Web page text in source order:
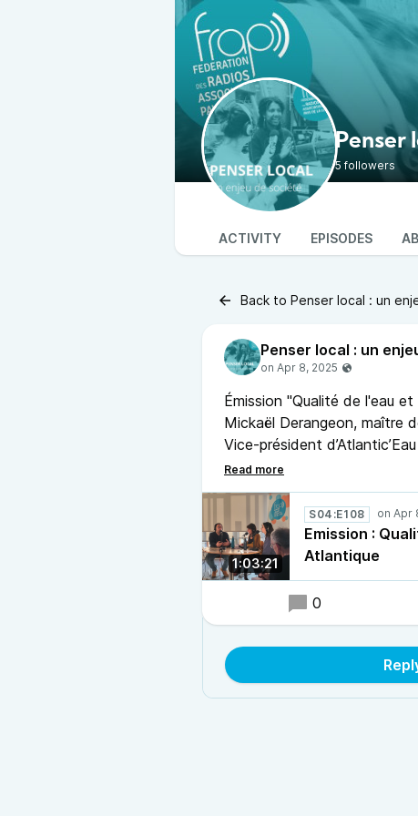
Penser
5 followers
ACTIVITY EPISODES
Back to Penser local : un
Émission "Qualité de l'eau
Mickaël Derangeon, maître
Vice-président
et littoral à France Nature
1:03:21
S04:E108
Emission :
Atlantique
0